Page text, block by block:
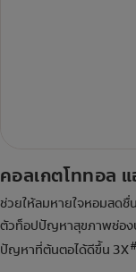
คอลเกตโททอล
ช่วยให้ลมหายใจหอมสดชื่
ตัวท็อปปัญหาสุขภาพช่อง
ปัญหาที่ต้นตอได้ดีขึ้น 3X#